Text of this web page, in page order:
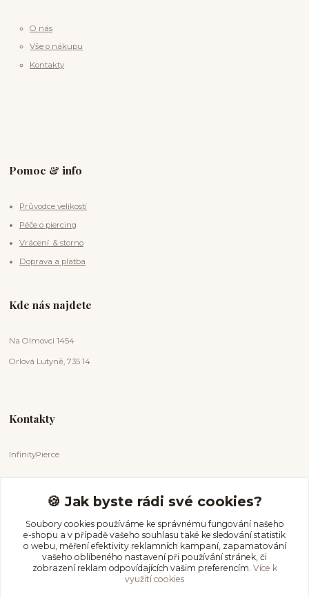
O nás
Vše o nákupu
Kontakty
Pomoc & info
Průvodce velikostí
Péče o piercing
Vrácení & storno
Doprava a platba
Kde nás najdete
Na Olmovci 1454
Orlová Lutyně, 735 14
Kontakty
InfinityPierce
+420 731 681 038
(Po-Ne, 9-18 hod.)
info@infinitypierce.cz
🍪 Jak byste rádi své cookies?
Soubory cookies používáme ke správnému fungování našeho
e-shopu a v případě vašeho souhlasu také ke sledování statistik
o webu, měření efektivity reklamních kampaní, zapamatování
vašeho oblíbeného nastavení při používání stránek, či
zobrazení reklam odpovídajících vašim preferencím. Více k
využití cookies